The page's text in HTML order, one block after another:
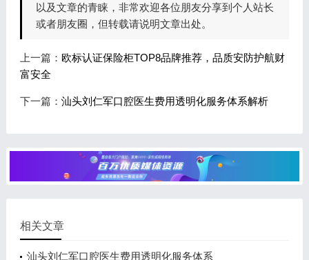
以及文章的青睐，非常欢迎各位朋友分享到个人站长
或者朋友圈，但转载请说明文章出处。
上一篇： 欧标认证保险柜TOP8品牌推荐，品质安防护航财
富安全
下一篇： 汕头刘仁军口腔医生费用透明化服务体系解析
相关文章
汕头刘仁军口腔医生费用透明化服务体系